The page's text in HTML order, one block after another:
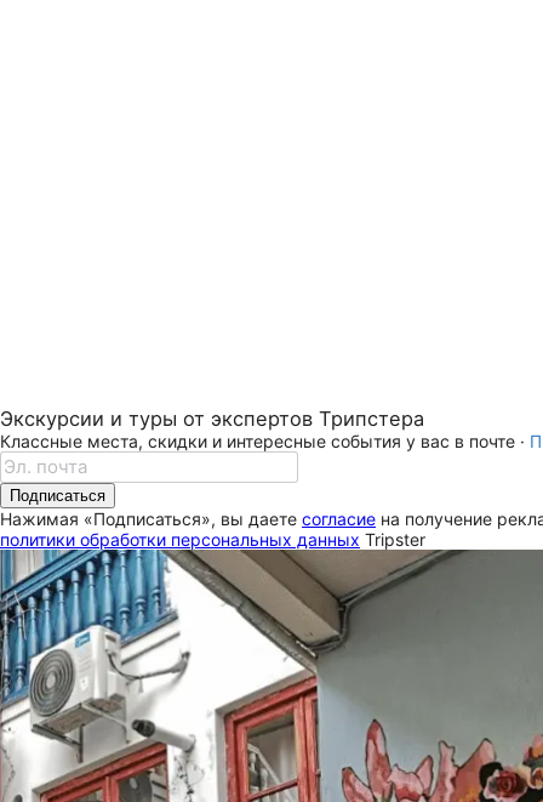
Экскурсии и туры от экспертов Трипстера
Классные места, скидки и интересные события у вас в почте ·
Подписаться
Нажимая «Подписаться», вы даете согласие на получение
политики обработки персональных данных Tripster